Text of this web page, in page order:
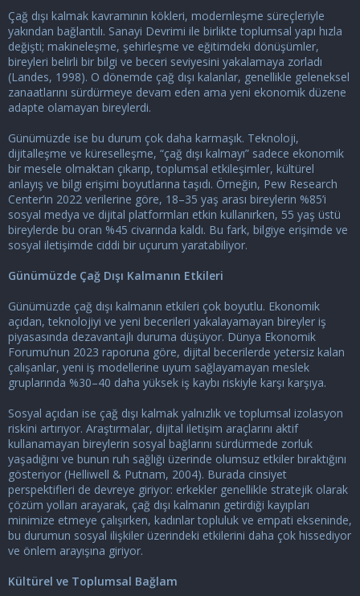
Çağ dışı kalmak kavramının kökleri, modernleşme süreçleriyle
yakından bağlantılı. Sanayi Devrimi ile birlikte toplumsal yapı hızla
değişti; makineleşme, şehirleşme ve eğitimdeki dönüşümler,
bireyleri belirli bir bilgi ve beceri seviyesini yakalamaya zorladı
(Landes, 1998). O dönemde çağ dışı kalanlar, genellikle geleneksel
zanaatlarını sürdürmeye devam eden ama yeni ekonomik düzene
adapte olamayan bireylerdi.
Günümüzde ise bu durum çok daha karmaşık. Teknoloji,
dijitalleşme ve küreselleşme, “çağ dışı kalmayı” sadece ekonomik
bir mesele olmaktan çıkarıp, toplumsal etkileşimler, kültürel
anlayış ve bilgi erişimi boyutlarına taşıdı. Örneğin, Pew Research
Center’ın 2022 verilerine göre, 18–35 yaş arası bireylerin %85’i
sosyal medya ve dijital platformları etkin kullanırken, 55 yaş üstü
bireylerde bu oran %45 civarında kaldı. Bu fark, bilgiye erişimde ve
sosyal iletişimde ciddi bir uçurum yaratabiliyor.
Günümüzde Çağ Dışı Kalmanın Etkileri
Günümüzde çağ dışı kalmanın etkileri çok boyutlu. Ekonomik
açıdan, teknolojiyi ve yeni becerileri yakalayamayan bireyler iş
piyasasında dezavantajlı duruma düşüyor. Dünya Ekonomik
Forumu’nun 2023 raporuna göre, dijital becerilerde yetersiz kalan
çalışanlar, yeni iş modellerine uyum sağlayamayan meslek
gruplarında %30–40 daha yüksek iş kaybı riskiyle karşı karşıya.
Sosyal açıdan ise çağ dışı kalmak yalnızlık ve toplumsal izolasyon
riskini artırıyor. Araştırmalar, dijital iletişim araçlarını aktif
kullanamayan bireylerin sosyal bağlarını sürdürmede zorluk
yaşadığını ve bunun ruh sağlığı üzerinde olumsuz etkiler bıraktığını
gösteriyor (Helliwell & Putnam, 2004). Burada cinsiyet
perspektifleri de devreye giriyor: erkekler genellikle stratejik olarak
çözüm yolları arayarak, çağ dışı kalmanın getirdiği kayıpları
minimize etmeye çalışırken, kadınlar topluluk ve empati ekseninde,
bu durumun sosyal ilişkiler üzerindeki etkilerini daha çok hissediyor
ve önlem arayışına giriyor.
Kültürel ve Toplumsal Bağlam